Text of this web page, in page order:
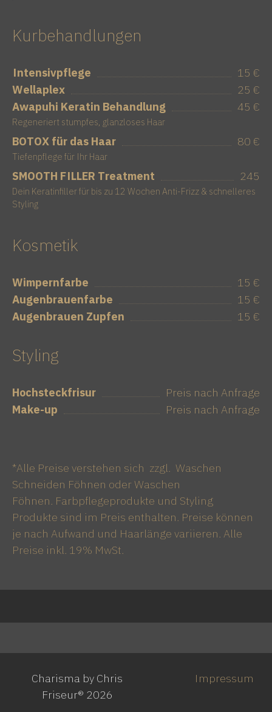
Kurbehandlungen
Intensivpflege
15 €
Wellaplex
25 €
Awapuhi Keratin Behandlung
45 €
Regeneriert stumpfes, glanzloses Haar
BOTOX für das Haar 80 €
Tiefenpflege für Ihr Haar
SMOOTH FILLER Treatment 245
Dein Keratinfiller für bis zu 12 Wochen Anti-Frizz & schnelleres
Styling
Kosmetik
Wimpernfarbe
15 €
Augenbrauenfarbe
15 €
Augenbrauen Zupfen
15 €
Styling
Hochsteckfrisur
Preis nach Anfrage
Make-up
Preis nach Anfrage
*Alle Preise verstehen sich zzgl. Waschen
Schneiden Föhnen oder Waschen
Föhnen. Farbpflegeprodukte und Styling
Produkte sind im Preis enthalten. Preise können
je nach Aufwand und Haarlänge variieren. Alle
Preise inkl. 19% MwSt.
Christos
Vicky
Koni
Paralikidou
Laß
Charisma by Chris
Friseur® 2026
Impressum